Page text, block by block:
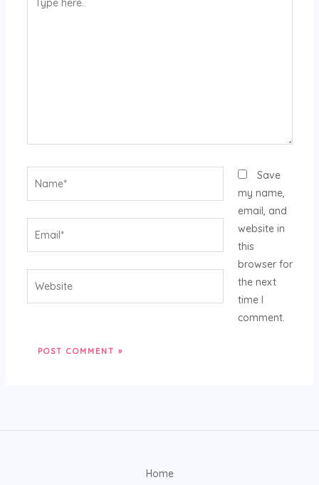
here..
Save
my name,
email, and
website in
this
browser for
the next
time I
comment.
Home